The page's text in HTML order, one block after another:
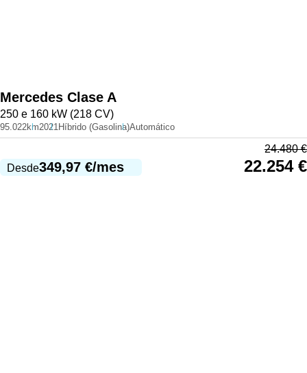
Mercedes Clase A
250 e 160 kW (218 CV)
95.022km2021Híbrido (Gasolina)Automático
Desde349,97 €/mes
24.480€
22.254 €